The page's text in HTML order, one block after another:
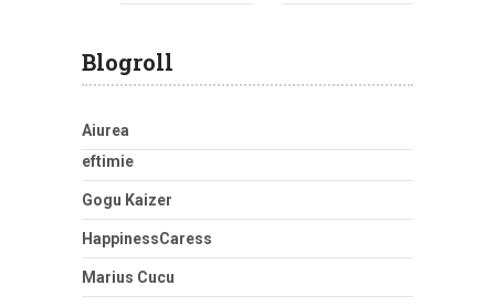
Blogroll
Aiurea
eftimie
Gogu Kaizer
HappinessCaress
Marius Cucu